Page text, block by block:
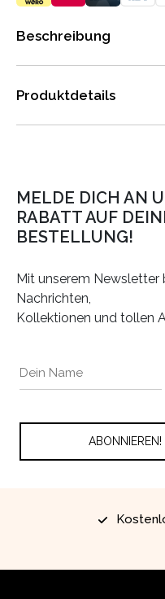
Beschreibung
Produktdetails
MELDE DICH AN
RABATT AUF
BESTELLUNG!
Mit unserem Newsletter
Nachrichten,
Kollektionen und tollen